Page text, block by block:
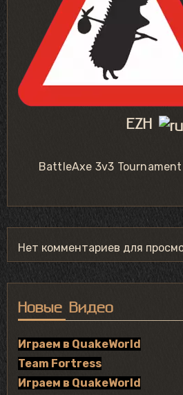
EZH
BattleAxe 3v3
Нет комментариев для
Новые Видео
Играем в QuakeWorld
Team Fortress
Играем в QuakeWorld